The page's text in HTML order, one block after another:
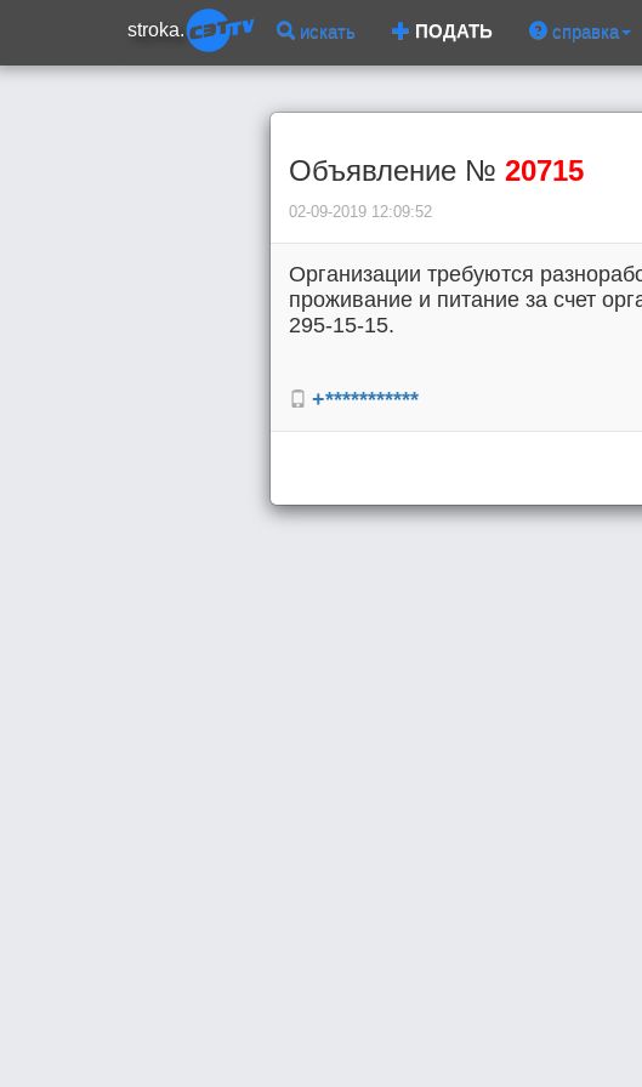
stroka. искать ПОДАТЬ справка
Объявление № 20715
02-09-2019 12:09:52
Организации требуются
проживание и питание за счет
295-15-15.
+***********